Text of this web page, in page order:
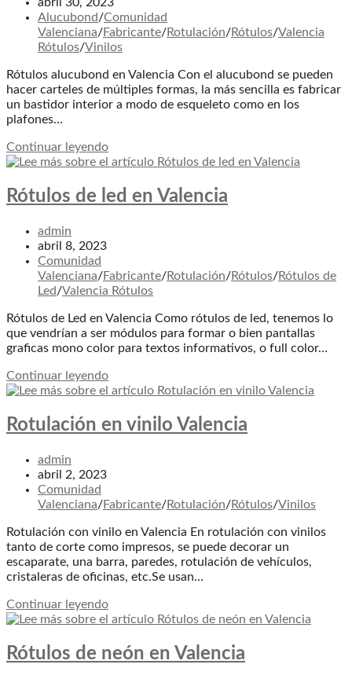
la
entrada:
de
la
entrada:
abril 30, 2023
Categoría
de
la
Alucubond/Comunidad
Valenciana/Fabricante/Rotulación/Rótulos/Valencia
Rótulos/Vinilos
Rótulos alucubond en Valencia Con el alucubond se pueden
hacer carteles de múltiples formas, la más sencilla es fabricar
un bastidor interior a modo de esqueleto como en los
plafones…
Continuar leyendoRótulos
en
en
Valencia
Rótulos de led en Valencia
Autor
de
la
entrada:
admin
Publicación
de
la
entrada:
abril 8, 2023
Categoría
de
la
Comunidad
Valenciana/Fabricante/Rotulación/Rótulos/Rótulos de
Led/Valencia Rótulos
Rótulos de Led en Valencia Como rótulos de led, tenemos lo
que vendrían a ser módulos para formar o bien pantallas
graficas mono color para textos informativos, o full color…
Continuar leyendoRótulos
de
en
Valencia
Rotulación en vinilo Valencia
Autor
de
la
entrada:
admin
Publicación
de
la
abril 2, 2023
Categoría
de
entrada:
Comunidad
Valenciana/Fabricante/Rotulación/Rótulos/Vinilos
Rotulación con vinilo en Valencia En rotulación con vinilos
tanto de corte como impresos, se puede decorar un
escaparate, una barra, paredes, rotulación de vehículos,
cristaleras de oficinas, etc.Se usan…
Continuar leyendoRotulación
en
Valencia
Rótulos de neón en Valencia